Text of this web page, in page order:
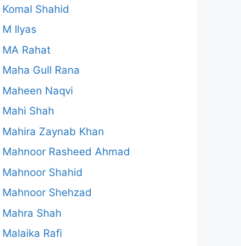
Komal Shahid
M Ilyas
MA Rahat
Maha Gull Rana
Maheen Naqvi
Mahi Shah
Mahira Zaynab Khan
Mahnoor Rasheed Ahmad
Mahnoor Shahid
Mahnoor Shehzad
Mahra Shah
Malaika Rafi